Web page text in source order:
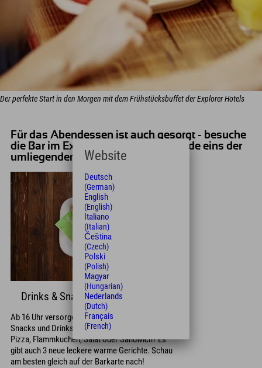
Der perfekte Start in den Morgen mit dem Frühstücksbuffet der Explorer Hotels
Für das Abendessen ist auch gesorgt - besuche
die Bar im Explorer Hotel oder erkunde eins der
umliegenden Restaurants
Drinks & Snacks
Ab 16 Uhr versorgen wir Dich mit leckeren
Snacks und Drinks an der Bar. Wie wäre es mit
Pizza, Flammkuchen, Salat oder Sandwich? Es
gibt auch 3 neue leckere warme Gerichte. Schau
am besten gleich auf der Barkarte nach!
Website
Deutsch
(German)
English
(English)
Italiano
(Italian)
Čeština
(Czech)
Polski
(Polish)
Magyar
(Hungarian)
Nederlands
(Dutch)
Français
(French)